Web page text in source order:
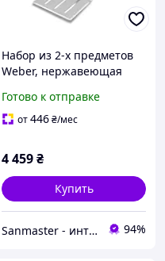
Набор из 2-х предметов
Weber, нержавеющая
Готово к отправке
от446₴/мес
4 459₴
Купить
Sanmaster - интернет-магазин сантехники 94%